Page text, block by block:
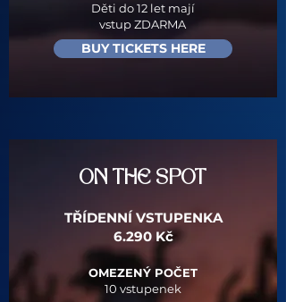
BUY TICKETS HERE
ON THE SPOT
Děti do 12 let mají
vstup ZDARMA
TŘÍDENNÍ VSTUPENKA
6.290 Kč​
OMEZENÝ POČET
10 vstupenek​